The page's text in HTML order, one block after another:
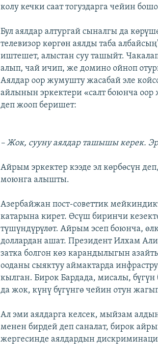
колу кечки саат тогуздарга чейин
Бул аялдар алтургай сыналгы да
телевизор көргөн аялды таба
иштешет, алыстан суу ташыйт.
алып, чай ичип, же домино ойноп
Аялдар оор жумушту жасабай эле
айлынын эркектери «салт боюнча
деп жооп беришет:
– Жок, сууну аялдар ташышы керек.
Айрым эркектер кээде эл көрбөсүн
моюнга алышты.
Азербайжан пост-советтик
катарына кирет. Өсүш биринчи
түшүндүрүлөт. Айрым эсеп боюнча,
доллардан ашат. Президент Илхам
затка болгон көз карандылыгын
ооданы сыяктуу аймактарда
кылган. Бирок Бардада, мисалы, бүгүн
да жок, күнү бүгүнгө чейин отун
Ал эми аялдарга келсек, мыйзам
менен бирдей деп саналат, бирок
жергесинде аялдардын